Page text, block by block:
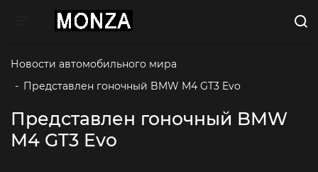
Toggle navigation
Новости автомобильного мира
- Представлен гоночный BMW M4 GT3 Evo
Представлен гоночный BMW
M4 GT3 Evo